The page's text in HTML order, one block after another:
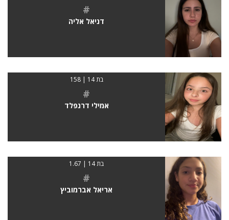
#
דניאל אליה
בת 14 | 158
#
אמילי דרנפלד
בת 14 | 1.67
#
אריאל אברמוביץ